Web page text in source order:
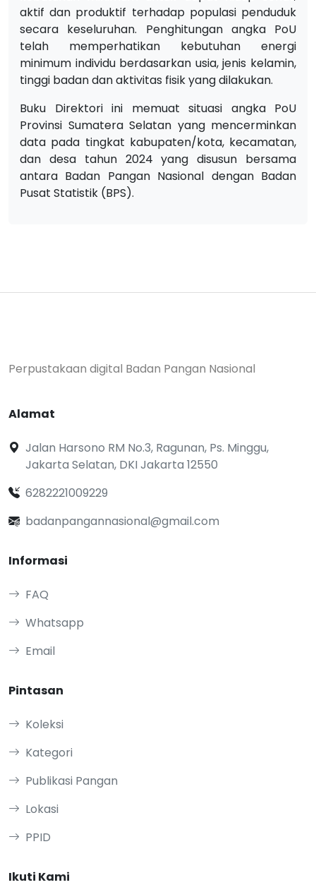
aktif dan produktif terhadap populasi penduduk
secara keseluruhan. Penghitungan angka PoU
telah memperhatikan kebutuhan energi
minimum individu berdasarkan usia, jenis kelamin,
tinggi badan dan aktivitas fisik yang dilakukan.
Buku Direktori ini memuat situasi angka PoU
Provinsi Sumatera Selatan yang mencerminkan
data pada tingkat kabupaten/kota, kecamatan,
dan desa tahun 2024 yang disusun bersama
antara Badan Pangan Nasional dengan Badan
Pusat Statistik (BPS).
Perpustakaan digital Badan Pangan Nasional
Alamat
Jalan Harsono RM No.3, Ragunan, Ps. Minggu,
Jakarta Selatan, DKI Jakarta 12550
6282221009229
badanpangannasional@gmail.com
Informasi
FAQ
Whatsapp
Email
Pintasan
Koleksi
Kategori
Publikasi Pangan
Lokasi
PPID
Ikuti Kami